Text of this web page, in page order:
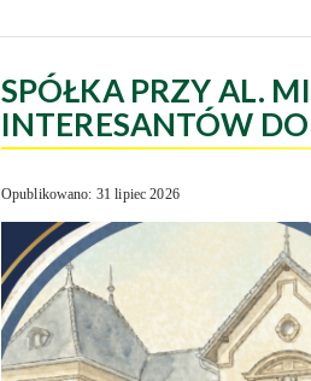
SPÓŁKA PRZY AL.
INTERESANTÓW
Opublikowano: 31 lipiec 2026